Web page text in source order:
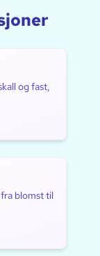
og fast,
blomst til